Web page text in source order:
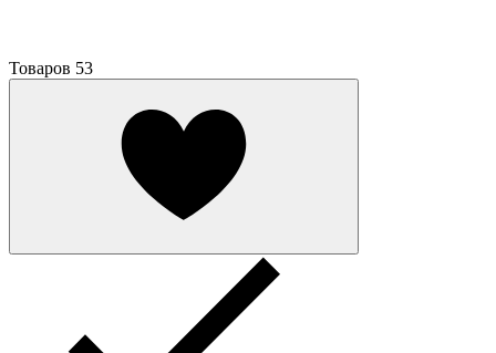
Товаров 53